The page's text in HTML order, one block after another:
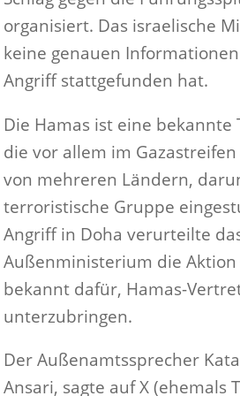
organisiert. Das israelische
keine genauen
Angriff stattgefunden hat.
Die Hamas ist eine
die vor allem im
von mehreren Ländern,
terroristische Gruppe
Angriff in Doha verurteilte
Außenministerium die
bekannt dafür, Hamas-
unterzubringen.
Der Außenamtssprecher
Ansari, sagte auf X (ehemals